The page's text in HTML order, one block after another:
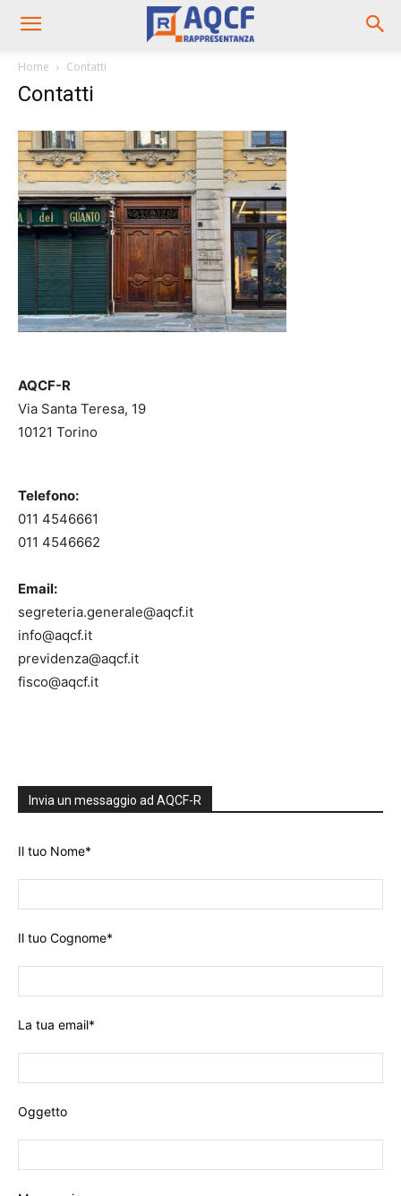
Home Contatti
Contatti
AQCF-R
Via Santa Teresa, 19
10121 Torino
Telefono:
011 4546661
011 4546662
Email:
segreteria.generale@aqcf.it
info@aqcf.it
previdenza@aqcf.it
fisco@aqcf.it
Invia un messaggio ad AQCF-R
Il tuo Nome*
Il tuo Cognome*
La tua email*
Oggetto